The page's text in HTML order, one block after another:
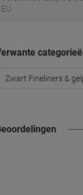
Verwante categorieën
Beoordelingen